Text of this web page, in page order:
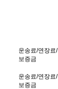
운송료/연장료/
보증금
운송료/연장료/
보증금